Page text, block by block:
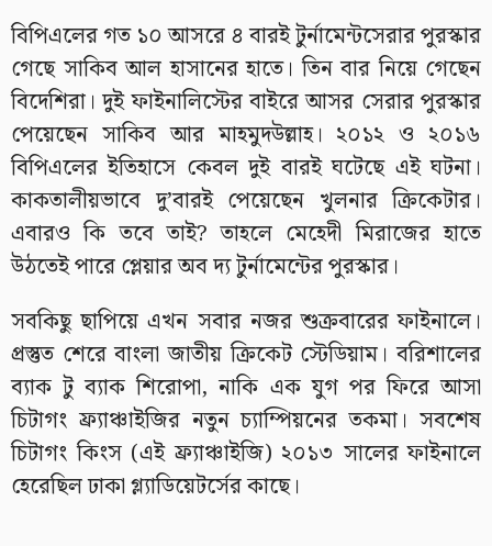
বিপিএলের গত ১০ আসরে ৪ বারই টুর্নামেন্টসেরার পুরস্কার
গেছে সাকিব আল হাসানের হাতে। তিন বার নিয়ে গেছেন
বিদেশিরা। দুই ফাইনালিস্টের বাইরে আসর সেরার পুরস্কার
পেয়েছেন সাকিব আর মাহমুদউল্লাহ। ২০১২ ও ২০১৬
বিপিএলের ইতিহাসে কেবল দুই বারই ঘটেছে এই ঘটনা।
কাকতালীয়ভাবে দু’বারই পেয়েছেন খুলনার ক্রিকেটার।
এবারও কি তবে তাই? তাহলে মেহেদী মিরাজের হাতে
উঠতেই পারে প্লেয়ার অব দ্য টুর্নামেন্টের পুরস্কার।
সবকিছু ছাপিয়ে এখন সবার নজর শুক্রবারের ফাইনালে।
প্রস্তুত শেরে বাংলা জাতীয় ক্রিকেট স্টেডিয়াম। বরিশালের
ব্যাক টু ব্যাক শিরোপা, নাকি এক যুগ পর ফিরে আসা
চিটাগং ফ্র্যাঞ্চাইজির নতুন চ্যাম্পিয়নের তকমা। সবশেষ
চিটাগং কিংস (এই ফ্র্যাঞ্চাইজি) ২০১৩ সালের ফাইনালে
হেরেছিল ঢাকা গ্ল্যাডিয়েটর্সের কাছে।